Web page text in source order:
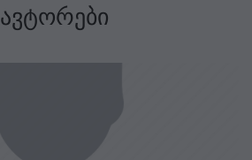
ᲐᲕᲢᲝᲠᲔᲑᲘ